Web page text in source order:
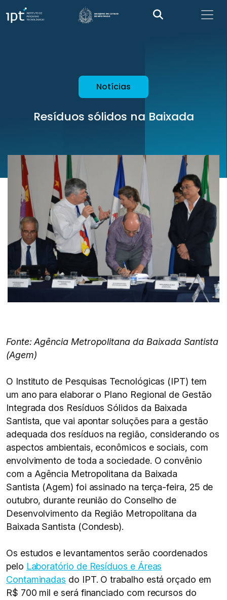
Notícias
Resíduos sólidos na Baixada
Fonte: Agência Metropolitana da Baixada Santista
(Agem)
O Instituto de Pesquisas Tecnológicas (IPT) tem
um ano para elaborar o Plano Regional de Gestão
Integrada dos Resíduos Sólidos da Baixada
Santista, que vai apontar soluções para a gestão
adequada dos resíduos na região, considerando os
aspectos ambientais, econômicos e sociais, com
envolvimento de toda a sociedade. O convênio
com a Agência Metropolitana da Baixada
Santista (Agem) foi assinado na terça-feira, 25 de
outubro, durante reunião do Conselho de
Desenvolvimento da Região Metropolitana da
Baixada Santista (Condesb).
Os estudos e levantamentos serão coordenados
pelo Laboratório de Resíduos e Áreas
Contaminadas do IPT. O trabalho está orçado em
R$ 700 mil e será financiado com recursos do